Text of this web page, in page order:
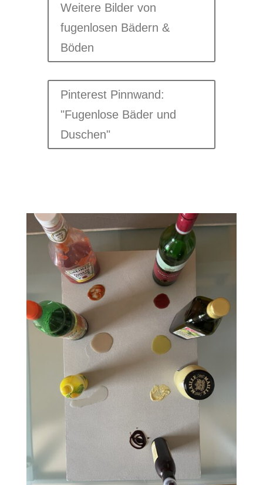
Weitere Bilder von
fugenlosen Bädern &
Böden
Pinterest Pinnwand:
"Fugenlose Bäder und
Duschen"